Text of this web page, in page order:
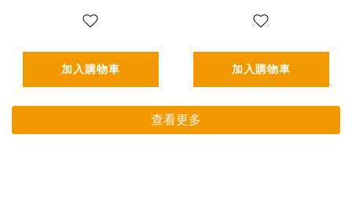
加入購物車
盒)
加入購物車
查看更多